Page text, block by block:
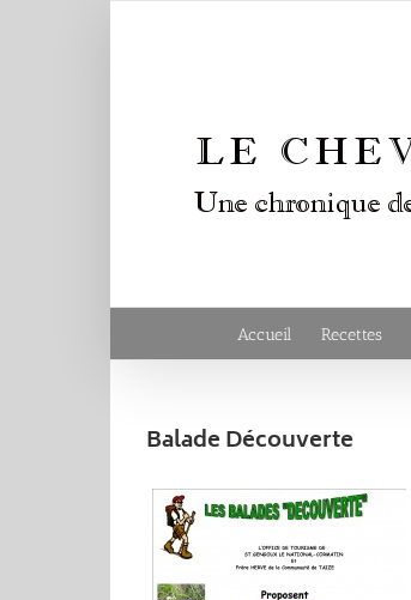
Accueil Recettes
Balade Découverte